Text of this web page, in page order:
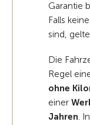
Garantie
Falls
sind,
Die
Regel
ohne
einer
Jahren.